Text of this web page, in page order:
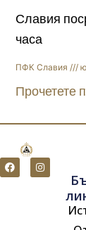
Славия
часа
ПФК Славия
Прочетете
F
a
c
I
n
s